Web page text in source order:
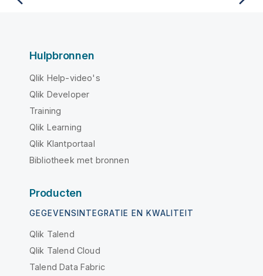
Hulpbronnen
Qlik Help-video's
Qlik Developer
Training
Qlik Learning
Qlik Klantportaal
Bibliotheek met bronnen
Producten
GEGEVENSINTEGRATIE EN KWALITEIT
Qlik Talend
Qlik Talend Cloud
Talend Data Fabric